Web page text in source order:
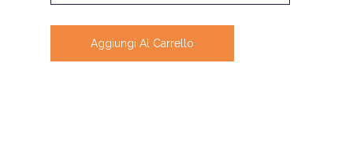
Aggiungi Al Carrello